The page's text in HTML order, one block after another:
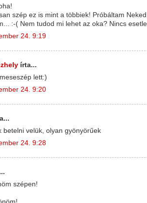
szép ez is mint a többiek! Próbáltam
:-( Nem tudod mi lehet az oka? Nincs
24. 9:19
írta...
lett:)
24. 9:20
betelni velük, olyan gyönyörűek
24. 9:28
szépen!